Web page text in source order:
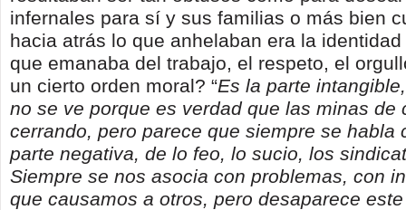
infernales para sí y sus familias o más bien
hacia atrás lo que anhelaban era la
que emanaba del trabajo, el respeto, el
un cierto orden moral? “Es la parte
no se ve porque es verdad que las minas de
cerrando, pero parece que siempre se habla
parte negativa, de lo feo, lo sucio, los
Siempre se nos asocia con problemas, con
que causamos a otros, pero desaparece